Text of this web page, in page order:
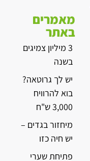
מאמרים
באתר
3 מיליון צמיגים
בשנה
יש לך גרוטאה?
בוא להרוויח
3,000 ש"ח
מיחזור בגדים –
יש חיה כזו
פתיחת שערי